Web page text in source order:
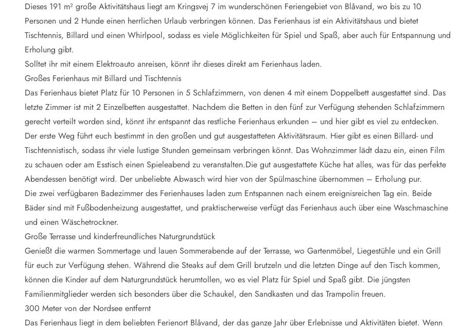
Verleihservice
Reisescheckliste
Endreinigung
Gutschein
Frühbucher
Mietbedingungen
Reiseführer Dänemark
Tipps für Urlaub in Dänemark
Wetter in Dänemark
Saisonzeiten
Badesicherheit im Meer
Naturschutz
Webcam Dänemark
Ferienhauskatalog
Fotowettbewerb
Vorteile bei uns
Reisecurity
Esmark KidsVIP
Esmark VIP - Partnervorteile und Rabatte
Preisgarantie
Keine Kaution
Gästebewertungen
Gratis WLAN
Dieses 191 m² große Aktivitätshaus liegt am Kringsvej 7 im wunderschönen Feriengebiet von Blåvand, wo bis zu 10
Personen und 2 Hunde einen herrlichen Urlaub verbringen können. Das Ferienhaus ist ein Aktivitätshaus und bietet
Tischtennis, Billard und einen Whirlpool, sodass es viele Möglichkeiten für Spiel und Spaß, aber auch für Entspannung und
Erholung gibt.
Solltet ihr mit einem Elektroauto anreisen, könnt ihr dieses direkt am Ferienhaus laden.
Großes Ferienhaus mit Billard und Tischtennis
Das Ferienhaus bietet Platz für 10 Personen in 5 Schlafzimmern, von denen 4 mit einem Doppelbett ausgestattet sind. Das
letzte Zimmer ist mit 2 Einzelbetten ausgestattet. Nachdem die Betten in den fünf zur Verfügung stehenden Schlafzimmern
gerecht verteilt worden sind, könnt ihr entspannt das restliche Ferienhaus erkunden – und hier gibt es viel zu entdecken.
Der erste Weg führt euch bestimmt in den großen und gut ausgestatteten Aktivitätsraum. Hier gibt es einen Billard- und
Tischtennistisch, sodass ihr viele lustige Stunden gemeinsam verbringen könnt. Das Wohnzimmer lädt dazu ein, einen Film
zu schauen oder am Esstisch einen Spieleabend zu veranstalten.Die gut ausgestattete Küche hat alles, was für das perfekte
Abendessen benötigt wird. Der unbeliebte Abwasch wird hier von der Spülmaschine übernommen – Erholung pur.
Die zwei verfügbaren Badezimmer des Ferienhauses laden zum Entspannen nach einem ereignisreichen Tag ein. Beide
Bäder sind mit Fußbodenheizung ausgestattet, und praktischerweise verfügt das Ferienhaus auch über eine Waschmaschine
und einen Wäschetrockner.
Große Terrasse und kinderfreundliches Naturgrundstück
Genießt die warmen Sommertage und lauen Sommerabende auf der Terrasse, wo Gartenmöbel, Liegestühle und ein Grill
für euch zur Verfügung stehen. Während die Steaks auf dem Grill brutzeln und die letzten Dinge auf den Tisch kommen,
können die Kinder auf dem Naturgrundstück herumtollen, wo es viel Platz für Spiel und Spaß gibt. Die jüngsten
Familienmitglieder werden sich besonders über die Schaukel, den Sandkasten und das Trampolin freuen.
300 Meter von der Nordsee entfernt
Das Ferienhaus liegt in dem beliebten Ferienort Blåvand, der das ganze Jahr über Erlebnisse und Aktivitäten bietet. Wenn